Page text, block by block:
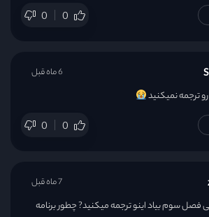
0 0
رو ترجمه نمیکنید
0 0
6 ماه قبل
فصل سوم بیاد اینو ترجمه میکنید? چطور برنامه
7 ماه قبل